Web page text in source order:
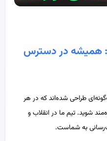
همیشه در دسترس
طراحی شده‌اند که در هر
شوید. تیم ما در انقلاب و
به شماست.